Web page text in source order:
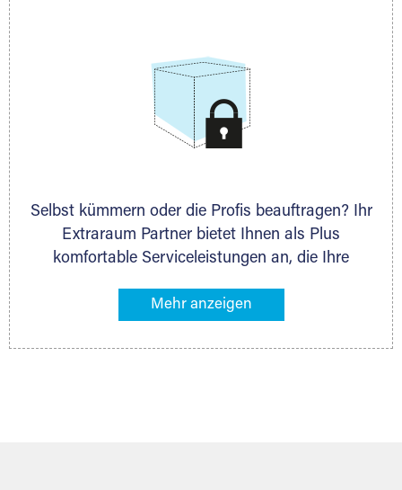
Selbst kümmern oder die Profis beauftragen? Ihr
Extraraum Partner bietet Ihnen als Plus
komfortable Serviceleistungen an, die Ihre
gehören z. B. Verpackungsservice, Lieferung von
Ihr Lagergut wird bei Ihrem Extraraum Partner